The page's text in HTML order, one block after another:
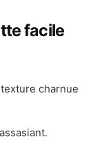
facile
charnue